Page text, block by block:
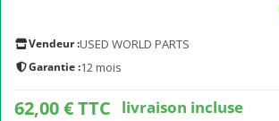
Vendeur :USED WORLD PARTS
Garantie :12 mois
62,00 € TTC livraison incluse